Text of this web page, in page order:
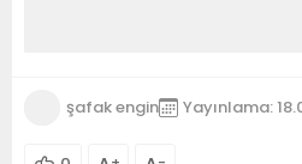
şafak engin Yayınlama: